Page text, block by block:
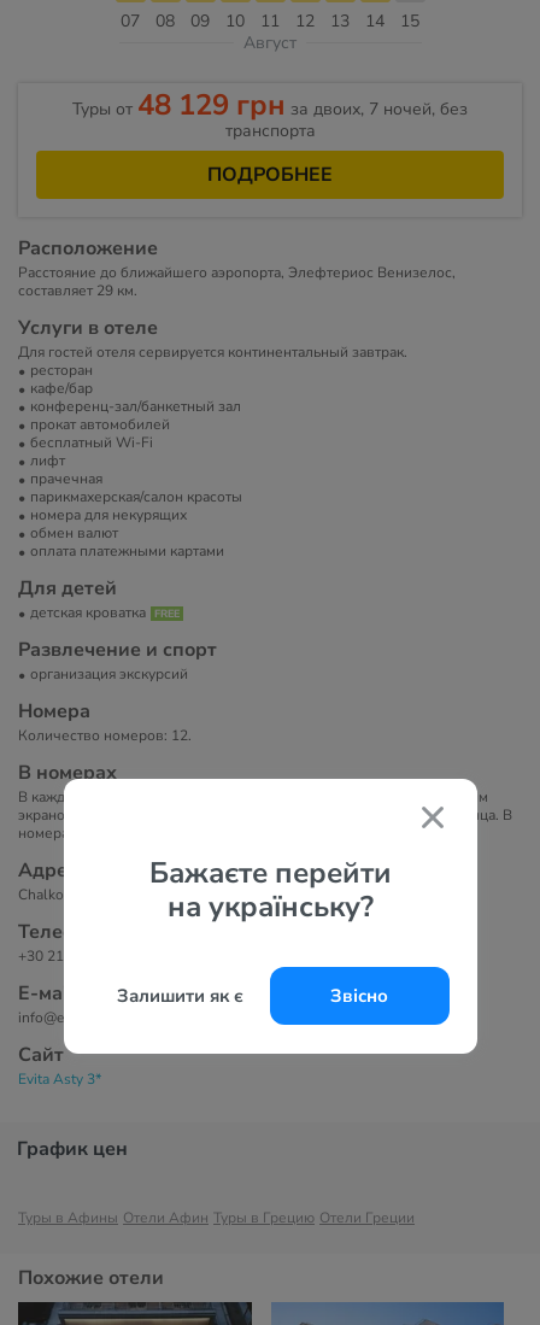
Бажаєте перейти
на українську?
Залишити як є Звісно
07 08 09 10 11 12 13 14 15
Август
Туры от 48 129 грн за двоих, 7 ночей, без
транспорта
ПОДРОБНЕЕ
Расположение
Расстояние до ближайшего аэропорта, Элефтериос Венизелос,
составляет 29 км.
Услуги в отеле
Для гостей отеля сервируется континентальный завтрак.
ресторан
кафе/бар
конференц-зал/банкетный зал
прокат автомобилей
бесплатный Wi-Fi
лифт
прачечная
парикмахерская/салон красоты
номера для некурящих
обмен валют
оплата платежными картами
Для детей
детская кроватка
Развлечение и спорт
организация экскурсий
Номера
Количество номеров: 12.
В номерах
В каждом номере отеля есть письменный стол, телевизор с плоским
экраном, собственная ванная комната, постельное белье и полотенца. В
номерах есть шкаф.
Адрес
Chalkokondili 44, Athina 104 32, Греция
Телефоны
+30 210 523 3324
Е-маil
info@evita-hotels.com
Сайт
Evita Asty 3*
График цен
Туры в Афины Отели Афин Туры в Грецию Отели Греции
Похожие отели